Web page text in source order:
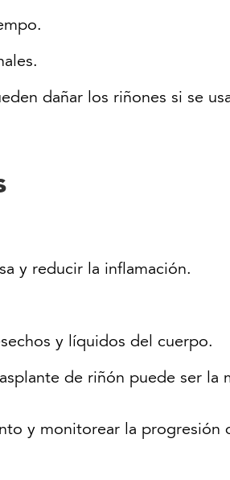
dañar los riñones si se
y reducir la inflamación.
y líquidos del cuerpo.
de riñón puede ser la
y monitorear la progresión